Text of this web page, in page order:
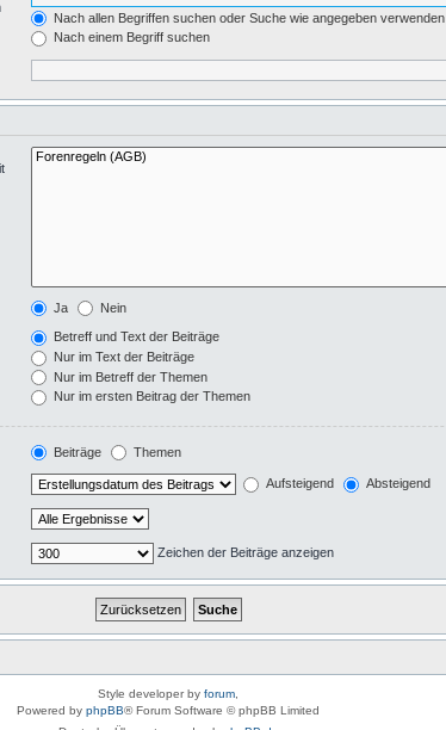
Nach allen Begriffen suchen oder Suche wie angegeben verwenden
Nach einem Begriff suchen
Ja Nein
Betreff und Text der Beiträge
Nur im Text der Beiträge
Nur im Betreff der Themen
Nur im ersten Beitrag der Themen
Beiträge Themen
Aufsteigend Absteigend
Zeichen der Beiträge anzeigen
Style developer by forum,
Powered by phpBB® Forum Software © phpBB Limited